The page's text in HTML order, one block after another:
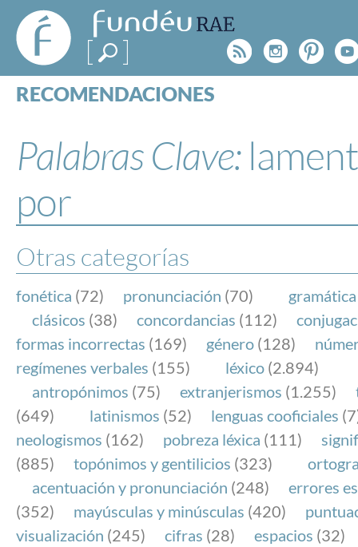
FundéuRAE
- Fundación
del Español
Urgente
Rss
RECOMENDACIONES
ESPECIALES
BLOG
NOTICIAS
FundéuRAE es una fundación patrocinada por la
y la Real Academia Española, cuyo objetivo es
el buen uso del español en los medios de
Internet.
Palabras Clave:
por
Otras categorías
fonética (72) pronunciación (70) gramática
clásicos (38) concordancias (112)
formas incorrectas (169) género (128)
regímenes verbales (155) léxico (2.894)
antropónimos (75) extranjerismos (1.255)
(649)
latinismos (52) lenguas cooficiales
neologismos (162) pobreza léxica (111)
(885)
topónimos y gentilicios (323)
acentuación y pronunciación (248)
errores
(352)
mayúsculas y minúsculas (420)
visualización (245) cifras (28) espacios (32)